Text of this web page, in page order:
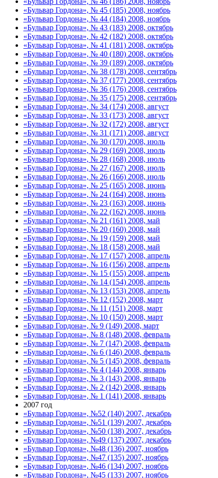
«Бульвар Гордона», № 45 (185) 2008, ноябрь
«Бульвар Гордона», № 44 (184) 2008, ноябрь
«Бульвар Гордона», № 43 (183) 2008, октябрь
«Бульвар Гордона», № 42 (182) 2008, октябрь
«Бульвар Гордона», № 41 (181) 2008, октябрь
«Бульвар Гордона», № 40 (180) 2008, октябрь
«Бульвар Гордона», № 39 (189) 2008, октябрь
«Бульвар Гордона», № 38 (178) 2008, сентябрь
«Бульвар Гордона», № 37 (177) 2008, сентябрь
«Бульвар Гордона», № 36 (176) 2008, сентябрь
«Бульвар Гордона», № 35 (175) 2008, сентябрь
«Бульвар Гордона», № 34 (174) 2008, август
«Бульвар Гордона», № 33 (173) 2008, август
«Бульвар Гордона», № 32 (172) 2008, август
«Бульвар Гордона», № 31 (171) 2008, август
«Бульвар Гордона», № 30 (170) 2008, июль
«Бульвар Гордона», № 29 (169) 2008, июль
«Бульвар Гордона», № 28 (168) 2008, июль
«Бульвар Гордона», № 27 (167) 2008, июль
«Бульвар Гордона», № 26 (166) 2008, июль
«Бульвар Гордона», № 25 (165) 2008, июнь
«Бульвар Гордона», № 24 (164) 2008, июнь
«Бульвар Гордона», № 23 (163) 2008, июнь
«Бульвар Гордона», № 22 (162) 2008, июнь
«Бульвар Гордона», № 21 (161) 2008, май
«Бульвар Гордона», № 20 (160) 2008, май
«Бульвар Гордона», № 19 (159) 2008, май
«Бульвар Гордона», № 18 (158) 2008, май
«Бульвар Гордона», № 17 (157) 2008, апрель
«Бульвар Гордона», № 16 (156) 2008, апрель
«Бульвар Гордона», № 15 (155) 2008, апрель
«Бульвар Гордона», № 14 (154) 2008, апрель
«Бульвар Гордона», № 13 (153) 2008, апрель
«Бульвар Гордона», № 12 (152) 2008, март
«Бульвар Гордона», № 11 (151) 2008, март
«Бульвар Гордона», № 10 (150) 2008, март
«Бульвар Гордона», № 9 (149) 2008, март
«Бульвар Гордона», № 8 (148) 2008, февраль
«Бульвар Гордона», № 7 (147) 2008, февраль
«Бульвар Гордона», № 6 (146) 2008, февраль
«Бульвар Гордона», № 5 (145) 2008, февраль
«Бульвар Гордона», № 4 (144) 2008, январь
«Бульвар Гордона», № 3 (143) 2008, январь
«Бульвар Гордона», № 2 (142) 2008, январь
«Бульвар Гордона», № 1 (141) 2008, январь
2007 год
«Бульвар Гордона», №52 (140) 2007, декабрь
«Бульвар Гордона», №51 (139) 2007, декабрь
«Бульвар Гордона», №50 (138) 2007, декабрь
«Бульвар Гордона», №49 (137) 2007, декабрь
«Бульвар Гордона», №48 (136) 2007, ноябрь
«Бульвар Гордона», №47 (135) 2007, ноябрь
«Бульвар Гордона», №46 (134) 2007, ноябрь
«Бульвар Гордона», №45 (133) 2007, ноябрь